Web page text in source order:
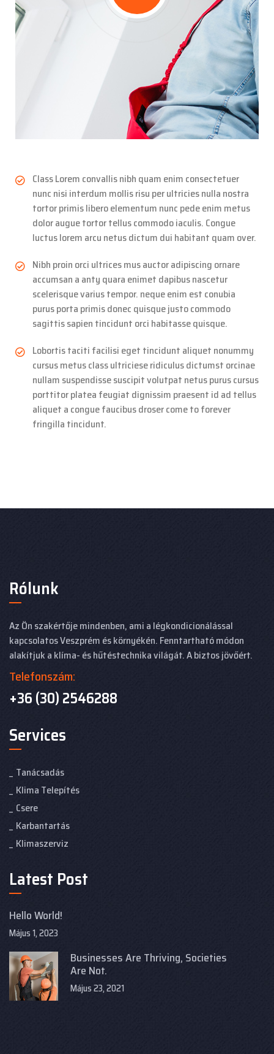
Class Lorem convallis nibh quam enim consectetuer
nunc nisi interdum mollis risu per ultricies nulla nostra
tortor primis libero elementum nunc pede enim metus
dolor augue tortor tellus commodo iaculis. Congue
luctus lorem arcu netus dictum dui habitant quam over.
Nibh proin orci ultrices mus auctor adipiscing ornare
accumsan a anty quara enimet dapibus nascetur
scelerisque varius tempor. neque enim est conubia
purus porta primis donec quisque justo commodo
sagittis sapien tincidunt orci habitasse quisque.
Lobortis taciti facilisi eget tincidunt aliquet nonummy
cursus metus class ultriciese ridiculus dictumst orcinae
nullam suspendisse suscipit volutpat netus purus cursus
porttitor platea feugiat dignissim praesent id ad tellus
aliquet a congue faucibus droser come to forever
fringilla tincidunt.
Rólunk
Az Ön szakértője mindenben, ami a légkondicionálással
kapcsolatos Veszprém és környékén. Fenntartható módon
alakítjuk a klíma- és hűtéstechnika világát. A biztos jövőért.
Telefonszám:
+36 (30) 2546288
Services
Tanácsadás
Klima Telepítés
Csere
Karbantartás
Klimaszerviz
Latest Post
Hello World!
Május 1, 2023
Businesses Are Thriving, Societies
Are Not.
Május 23, 2021